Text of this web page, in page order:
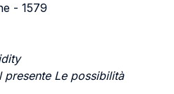
- 1579
presente Le possibilità